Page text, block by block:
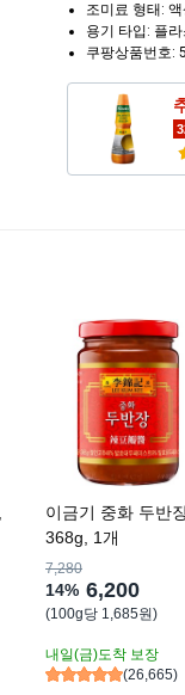
조미료 형태:
용기 타입: 플
쿠팡상품번호:
이금기 중화 두반
368g, 1개
7,280
14% 6,200
(100g당 1,685원)
내일(금)도착 보장
(26,665)